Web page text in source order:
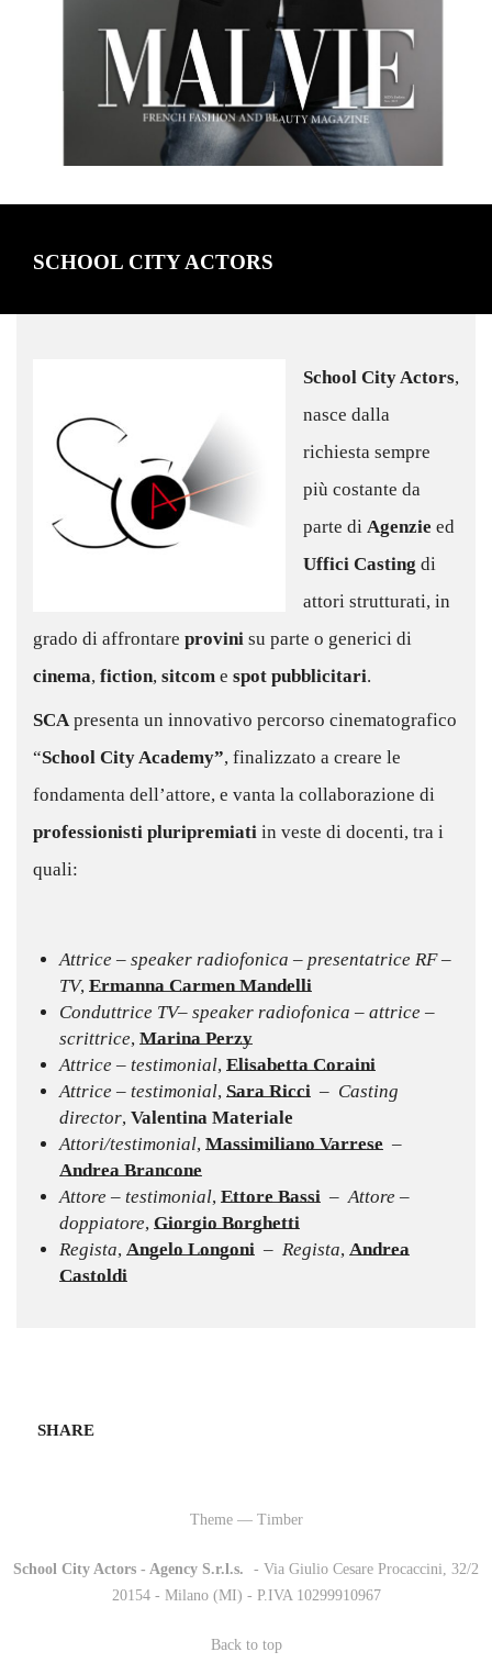
SCHOOL CITY ACTORS
School City Actors,
nasce dalla
richiesta sempre
più costante da
parte di Agenzie ed
Uffici Casting di
attori strutturati, in
grado di affrontare provini su parte o generici di
cinema, fiction, sitcom e spot pubblicitari.
SCA presenta un innovativo percorso cinematografico
“School City Academy”, finalizzato a creare le
fondamenta dell’attore, e vanta la collaborazione di
professionisti pluripremiati in veste di docenti, tra i
quali:
Attrice – speaker radiofonica – presentatrice RF –
TV, Ermanna Carmen Mandelli
Conduttrice TV– speaker radiofonica – attrice –
scrittrice, Marina Perzy
Attrice – testimonial, Elisabetta Coraini
Attrice – testimonial, Sara Ricci – Casting
director, Valentina Materiale
Attori/testimonial, Massimiliano Varrese –
Andrea Brancone
Attore – testimonial, Ettore Bassi – Attore –
doppiatore, Giorgio Borghetti
Regista, Angelo Longoni – Regista, Andrea
Castoldi
SHARE
Theme — Timber
School City Actors - Agency S.r.l.s.
- Via Giulio Cesare Procaccini, 32/2
20154 - Milano (MI) - P.IVA 10299910967
Back to top